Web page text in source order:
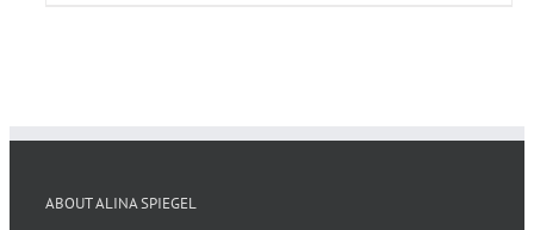
ABOUT ALINA SPIEGEL